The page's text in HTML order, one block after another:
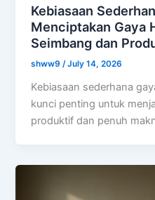
Kebiasaan
Menciptakan Gaya
Seimbang dan
shww9/July 14, 2026
Kebiasaan sederhana
kunci penting untuk
produktif dan penuh